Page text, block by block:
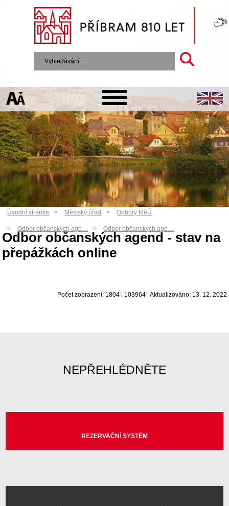
Úvodní stránka Městský úřad Odbory MěÚ
Odbor občanských age… Odbor občanských age…
Odbor občanských agend - stav na
přepážkách online
Počet zobrazení: 1804 | 103964 | Aktualizováno: 13. 12. 2022
NEPŘEHLÉDNĚTE
REZERVAČNÍ SYSTÉM